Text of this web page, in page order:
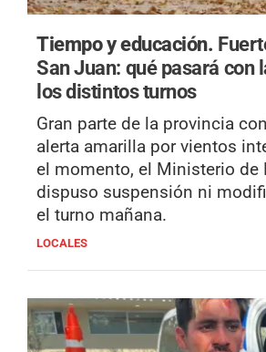
Tiempo y educación.
San Juan: qué pasará con
los distintos turnos
Gran parte de la provincia
alerta amarilla por vientos
el momento, el Ministerio de
dispuso suspensión ni
el turno mañana.
LOCALES